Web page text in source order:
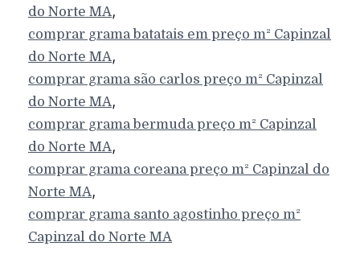
do Norte MA,
comprar grama batatais em preço m² Capinzal
do Norte MA,
comprar grama são carlos preço m² Capinzal
do Norte MA,
comprar grama bermuda preço m² Capinzal
do Norte MA,
comprar grama coreana preço m² Capinzal do
Norte MA,
comprar grama santo agostinho preço m²
Capinzal do Norte MA